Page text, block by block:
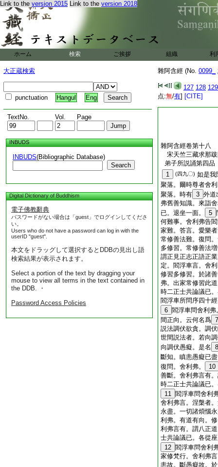
Link to the version 2015 Link to the version 2018
ホーム 検索 ご挨拶 組織 利
大正蔵検索
punctuation Hangul Eng
TextNo. Vol. Page
INBUDS
INBUDS(Bibliographic Database)
Search
Digital Dictionary of Buddhism
電子佛教辭典
パスワードがない場合は「guest」でログインしてくださ
い。
Users who do not have a password can log in with the
userID "guest".
本文をドラッグして選択するとDDBの見出し語
検索結果が表示されます。
Select a portion of the text by dragging your
mouse to view all terms in the text contained in
the DDB. ・
Password Access Policies
雜阿含經 (No. 0099_
127 128 129
点:無/有] [CITE]
雜阿含經卷第十八
宋天竺三藏求那
弟子所説誦第四品
1
(四九〇) 如是我
聚落。爾時尊者舍
聚落。時有 3 外道
弗舊善知識。來詣
已。退坐一面。
5
何難事。舍利弗告
家難。答言。愛樂
常修善法難。復問
多修習。常修善法
謂正見正志正語正
定。閻浮車言。舍
修習多修習。於諸
弗。出家常修習此
時二正士共論議已
閻浮車所問序四十經
6 閻浮車問舍利
間正向。云何名爲 7
説法調伏欲貪。調
世間説法者。若向
向調伏愚癡。是名
8
斷知。瞋恚愚癡已
復問。舍利弗。
10
善斷。舍利弗言有
時二正士共論議已
11 閻浮車問舍利
舍利弗言。涅槃者
永盡。一切諸煩惱
利弗。有道有向。
利弗言有。謂八正
士共論議已。各從
12 閻浮車問舍利
家修梵行。舍利弗
恚故。斷愚癡故。